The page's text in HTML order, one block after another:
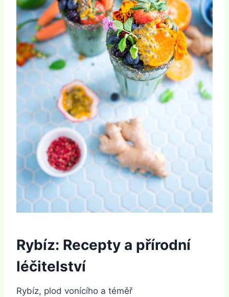
Rybíz: Recepty a přírodní
léčitelství
Rybíz, plod vonícího a téměř